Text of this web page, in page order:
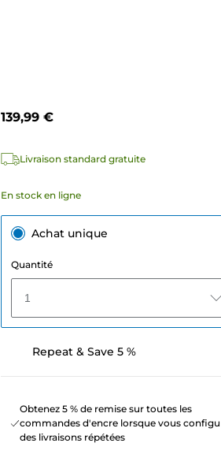
139,99 €
Livraison standard gratuite
En stock en ligne
Achat unique
Quantité
1
Repeat & Save 5 %
Obtenez 5 % de remise sur toutes les
commandes d'encre lorsque vous
des livraisons répétées